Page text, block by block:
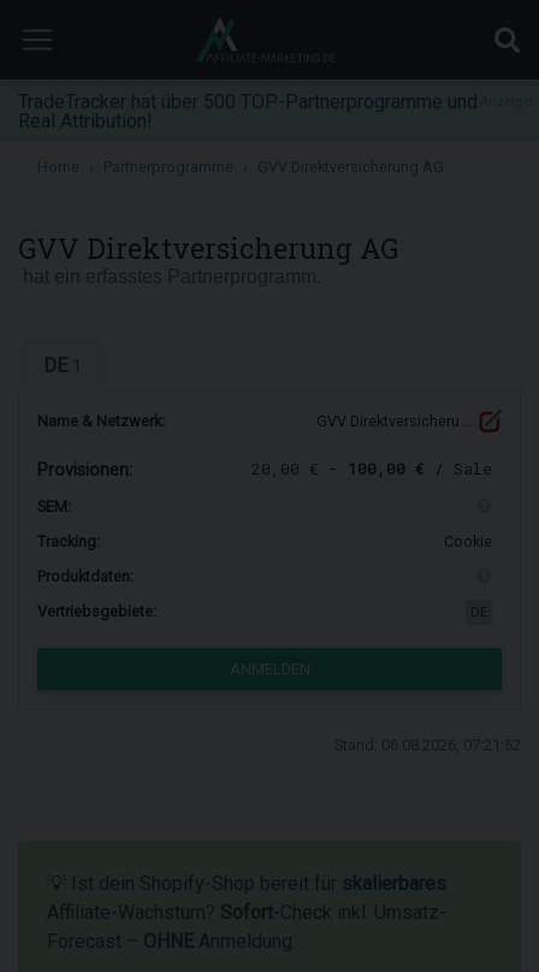
TradeTracker hat über 500 TOP-Partnerprogramme und
Real Attribution!
Home Partnerprogramme
GVV Direktversicherung AG
DE
Name & Netzwerk: GVV Direktversicheru …
Provisionen: 20,00 € - 100,00 € / Sale
SEM:
Tracking:
Cookie
Produktdaten:
Vertriebsgebiete:
ANMELDEN
💡 Ist dein Shopify-Shop bereit für skalierbares
Affiliate-Wachstum? Sofort-Check inkl. Umsatz-
Forecast – OHNE Anmeldung.